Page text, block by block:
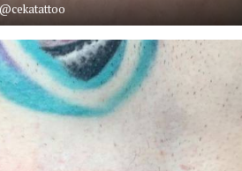
@cekatattoo